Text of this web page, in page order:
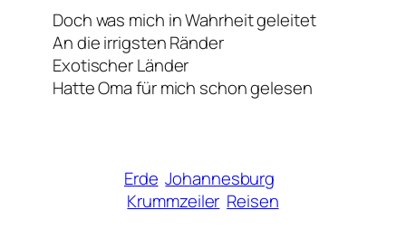
Doch was mich in Wahrheit geleitet
An die irrigsten Ränder
Exotischer Länder
Hatte Oma für mich schon gelesen
Erde Johannesburg
Krummzeiler Reisen